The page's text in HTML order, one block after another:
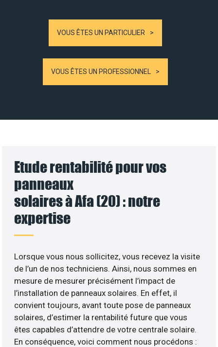
VOUS ÊTES UN PARTICULIER
VOUS ÊTES UN PROFESSIONNEL
Etude rentabilité pour vos
panneaux
solaires à Afa (20) : notre
expertise
Lorsque vous nous sollicitez, vous recevez la visite
de l’un de nos techniciens. Ainsi, nous sommes en
mesure de mesurer précisément l’impact de
l’installation de panneaux solaires. En effet, il
convient toujours, avant toute pose de panneaux
solaires, d’estimer la rentabilité future que vous
êtes capables d’attendre de votre centrale solaire.
En conséquence, voici comment nous procédons :